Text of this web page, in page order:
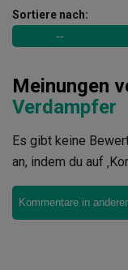
Sortiere nach:
Meinungen
Verdampfer
Es gibt keine
an, indem du auf
Kommentare in